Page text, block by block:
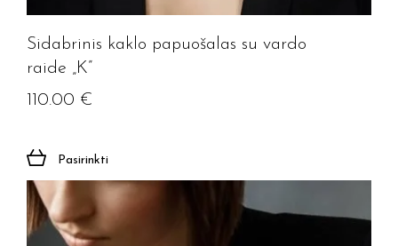
Sidabrinis kaklo papuošalas su vardo
raide „K”
110.00 €
Pasirinkti